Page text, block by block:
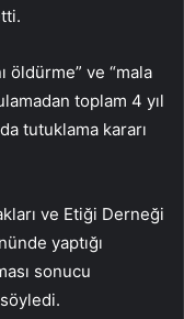
öldürme” ve “mala
toplam 4 yıl
tutuklama kararı
ve Etiği Derneği
yaptığı
sonucu